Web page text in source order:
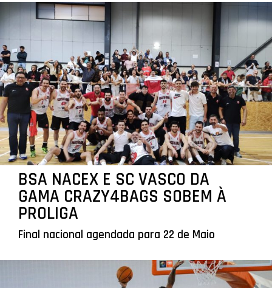
BSA NACEX E SC VASCO DA
GAMA CRAZY4BAGS SOBEM À
PROLIGA
Final nacional agendada para 22 de Maio